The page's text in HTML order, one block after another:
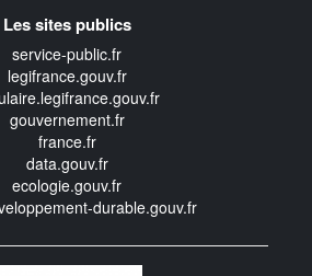
Les sites publics
service-public.fr
legifrance.gouv.fr
gouvernement.fr
france.fr
data.gouv.fr
ecologie.gouv.fr
durable.gouv.fr